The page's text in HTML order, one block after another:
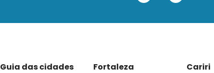
Guia das cidades Fortaleza Cariri